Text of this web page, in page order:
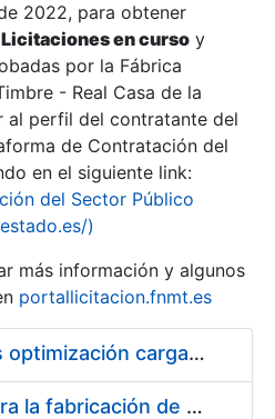
2022, para obtener
Licitaciones en curso y
por la Fábrica
- Real Casa de la
al perfil del contratante del
de Contratación del
en el siguiente link:
del Sector Público
)
más información y algunos
portallicitacion.fnmt.es
Pliego condiciones optimización cargas compras firmado
Acuerdo marco para la fabricación de piezas